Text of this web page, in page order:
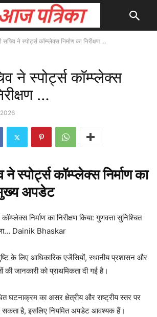
ने स्पोर्ट्स कॉम्प्लेक्स निर्माण का निरीक्षण …
ने स्पोर्ट्स कॉम्प्लेक्स
…
नेस्पोर्ट्सकॉम्प्लेक्स निर्माण का
अपडेट
निर्माण का निरीक्षण किया: गुणवत्ता सुनिश्चित
Dainik Bhaskar
के लिए आधिकारिक एजेंसियों, स्थानीय प्रशासन और
की जानकारी को प्राथमिकता दी गई है।
घटनाक्रम का असर क्षेत्रीय और राष्ट्रीय स्तर पर
है, इसलिए नियमित अपडेट आवश्यक हैं।